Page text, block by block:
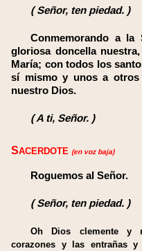
( Señor, ten piedad. )
Conmemorando a la
gloriosa doncella
María; con todos los
sí mismo y unos a
nuestro Dios.
(A ti, Señor. )
SACERDOTE (en voz baja)
Roguemos al Señor.
( Señor, ten piedad. )
Oh Dios clemente y
corazones y las entrañas